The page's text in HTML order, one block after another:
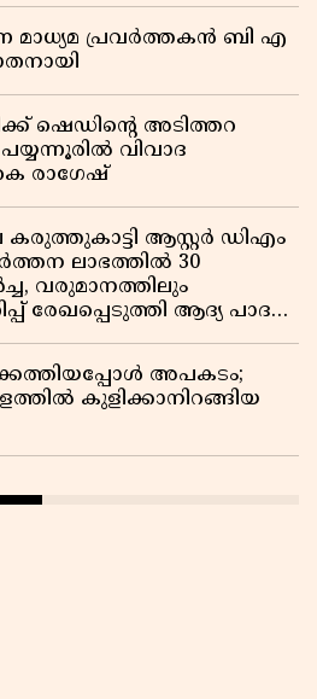
മാധ്യമ പ്രവർത്തകൻ ബി എ
ഷെഡിൻ്റെ അടിത്തറ
വിവാദ
രാഗേഷ്
കരുത്തുകാട്ടി ആസ്റ്റർ ഡിഎം
ലാഭത്തിൽ 30
വരുമാനത്തിലും
രേഖപ്പെടുത്തി ആദ്യ പാദ
അപകടം;
കുളിക്കാനിറങ്ങിയ